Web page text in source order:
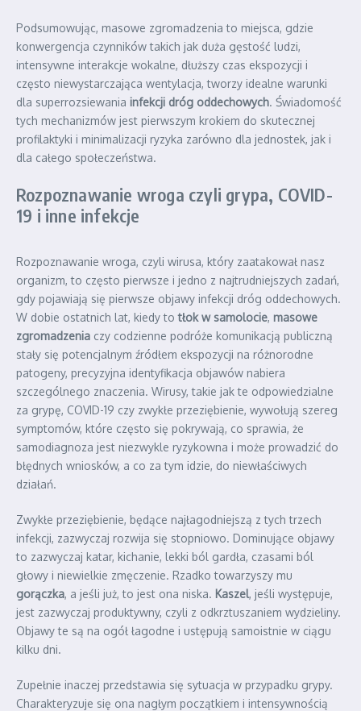
Podsumowując, masowe zgromadzenia to miejsca, gdzie
konwergencja czynników takich jak duża gęstość ludzi,
intensywne interakcje wokalne, dłuższy czas ekspozycji i
często niewystarczająca wentylacja, tworzy idealne warunki
dla superrozsiewania infekcji dróg oddechowych. Świadomość
tych mechanizmów jest pierwszym krokiem do skutecznej
profilaktyki i minimalizacji ryzyka zarówno dla jednostek, jak i
dla całego społeczeństwa.
Rozpoznawanie wroga czyli grypa, COVID-
19 i inne infekcje
Rozpoznawanie wroga, czyli wirusa, który zaatakował nasz
organizm, to często pierwsze i jedno z najtrudniejszych zadań,
gdy pojawiają się pierwsze objawy infekcji dróg oddechowych.
W dobie ostatnich lat, kiedy totłok w samolocie, masowe
zgromadzenia czy codzienne podróże komunikacją publiczną
stały się potencjalnym źródłem ekspozycji na różnorodne
patogeny, precyzyjna identyfikacja objawów nabiera
szczególnego znaczenia. Wirusy, takie jak te odpowiedzialne
za grypę, COVID-19 czy zwykłe przeziębienie, wywołują szereg
symptomów, które często się pokrywają, co sprawia, że
samodiagnoza jest niezwykle ryzykowna i może prowadzić do
błędnych wniosków, a co za tym idzie, do niewłaściwych
działań.
Zwykłe przeziębienie, będące najłagodniejszą z tych trzech
infekcji, zazwyczaj rozwija się stopniowo. Dominujące objawy
to zazwyczaj katar, kichanie, lekki ból gardła, czasami ból
głowy i niewielkie zmęczenie. Rzadko towarzyszy mu
gorączka, a jeśli już, to jest ona niska. Kaszel, jeśli występuje,
jest zazwyczaj produktywny, czyli z odkrztuszaniem wydzieliny.
Objawy te są na ogół łagodne i ustępują samoistnie w ciągu
kilku dni.
Zupełnie inaczej przedstawia się sytuacja w przypadku grypy.
Charakteryzuje się ona nagłym początkiem i intensywnością